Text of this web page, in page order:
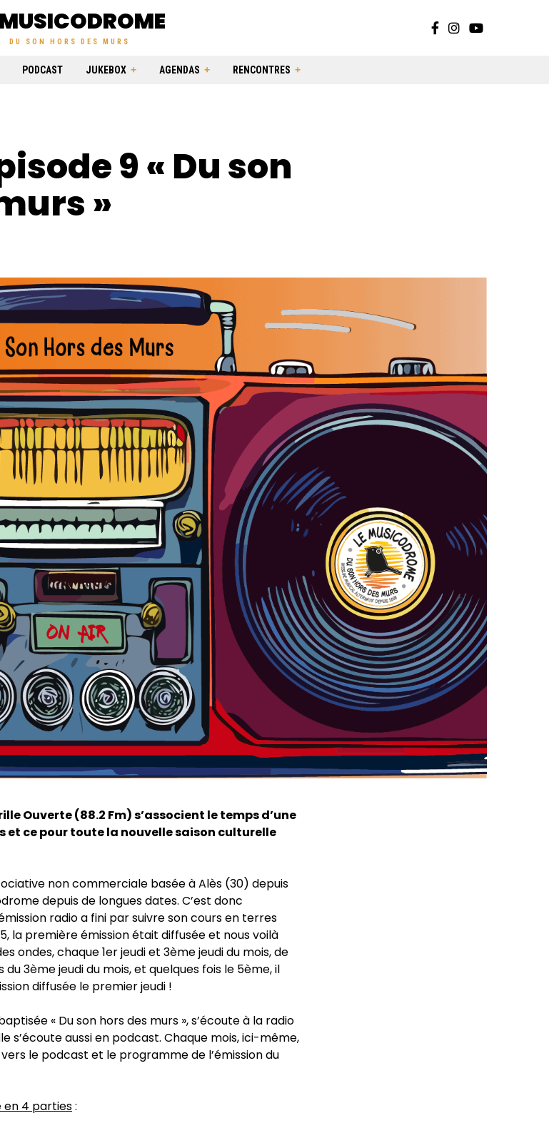
DU SON HORS DES MURS
PODCAST JUKEBOX AGENDAS RENCONTRES
9 « Du son
»
Ouverte (88.2 Fm) s’associent le temps d’une
et ce pour toute la nouvelle saison culturelle
non commerciale basée à Alès (30) depuis
depuis de longues dates. C’est donc
radio a fini par suivre son cours en terres
la première émission était diffusée et nous voilà
ondes, chaque 1er jeudi et 3ème jeudi du mois, de
du 3ème jeudi du mois, et quelques fois le 5ème, il
diffusée le premier jeudi !
« Du son hors des murs », s’écoute à la radio
s’écoute aussi en podcast. Chaque mois, ici-même,
le podcast et le programme de l’émission du
en 4 parties: